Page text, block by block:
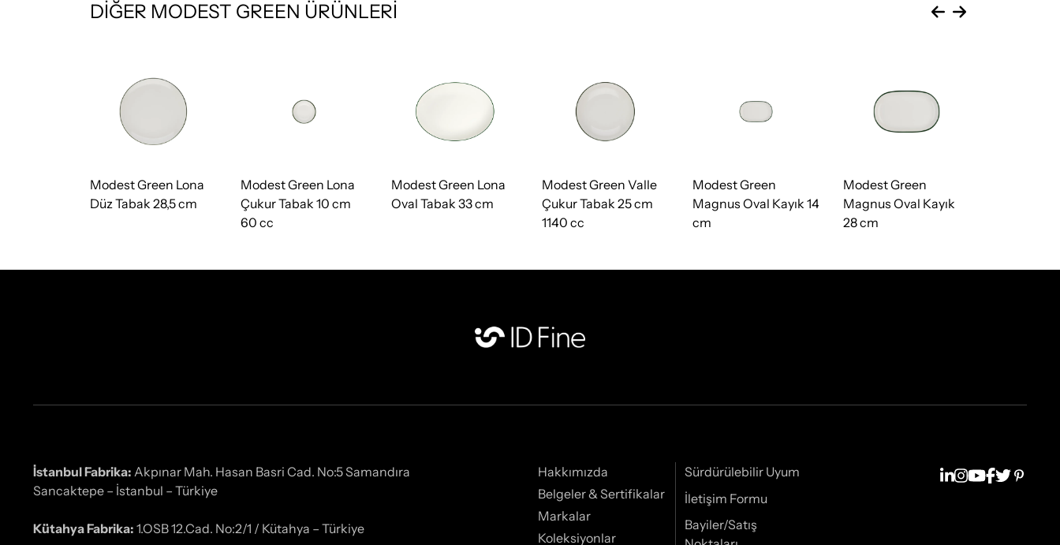
DİĞER MODEST GREEN ÜRÜNLERİ
Modest Green Lona
Düz Tabak 28,5 cm
Modest Green Lona
Çukur Tabak 10 cm
60 cc
Modest Green Lona
Oval Tabak 33 cm
Modest Green Valle
Çukur Tabak 25 cm
1140 cc
Modest Green
Magnus Oval Kayık 14
cm
Modest Green
Magnus Oval Kayık
28 cm
İstanbul Fabrika: Akpınar Mah. Hasan Basri Cad. No:5 Samandıra
Sancaktepe – İstanbul – Türkiye
Kütahya Fabrika: 1.OSB 12.Cad. No:2/1 / Kütahya – Türkiye
Hakkımızda
Belgeler & Sertifikalar
Markalar
Koleksiyonlar
Sürdürülebilir Uyum
İletişim Formu
Bayiler/Satış